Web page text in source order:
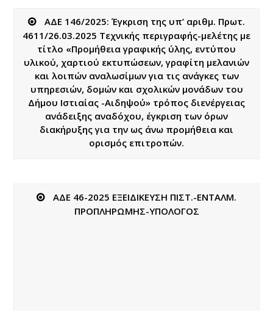
ΑΔΕ 146/2025: Έγκριση της υπ’ αριθμ. Πρωτ.
4611/26.03.2025 Τεχνικής περιγραφής-μελέτης με
τίτλο «Προμήθεια γραφικής ύλης, εντύπου
υλικού, χαρτιού εκτυπώσεων, γραφίτη μελανιών
και λοιπών αναλωσίμων για τις ανάγκες των
υπηρεσιών, δομών και σχολικών μονάδων του
Δήμου Ιστιαίας -Αιδηψού» τρόπος διενέργειας
ανάδειξης αναδόχου, έγκριση των όρων
διακήρυξης για την ως άνω προμήθεια και
ορισμός επιτροπών.
ΑΔΕ 46-2025 ΕΞΕΙΔΙΚΕΥΣΗ ΠΙΣΤ.-ΕΝΤΑΛΜ.
ΠΡΟΠΛΗΡΩΜΗΣ-ΥΠΟΛΟΓΟΣ